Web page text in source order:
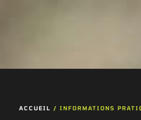
ACCUEIL / INFORMATIONS